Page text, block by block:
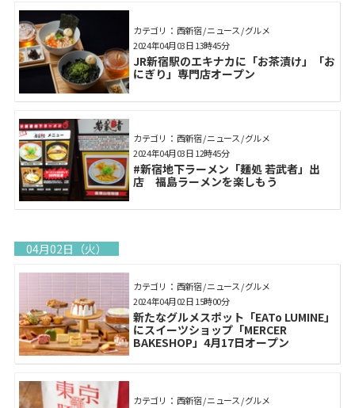
カテゴリ： 西新宿 / ニュース / グルメ
JR新宿駅のエキナカに「お茶漬け」「お
にぎり」専門店オープン
2024年04月03日 13時45分
カテゴリ： 西新宿 / ニュース / グルメ
#新宿地下ラーメン「麺処 若武者」出
店 福島ラーメンを楽しもう
2024年04月03日 12時45分
04月02日（火）
カテゴリ： 西新宿 / ニュース / グルメ
新たなグルメスポット「EATo LUMINE」
にスイーツショップ「MERCER
BAKESHOP」4月17日オープン
2024年04月02日 15時00分
カテゴリ： 西新宿 / ニュース / グルメ